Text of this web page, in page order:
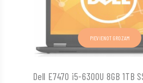
Dell E7470 i5-6300U 8GB 1TB
PIEVIENOT GROZAM